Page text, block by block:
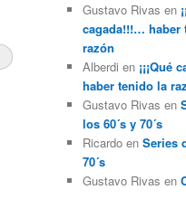
Gustavo Rivas en
cagada!!!… haber
razón
Alberdi en ¡¡¡Qué
haber tenido la
Gustavo Rivas en
los 60´s y 70´s
Ricardo en Series
70´s
Gustavo Rivas en